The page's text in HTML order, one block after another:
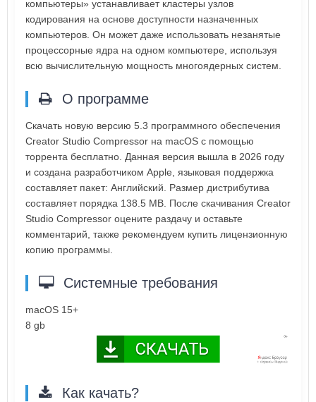
компьютеры» устанавливает кластеры узлов
кодирования на основе доступности назначенных
компьютеров. Он может даже использовать незанятые
процессорные ядра на одном компьютере, используя
всю вычислительную мощность многоядерных систем.
О программе
Скачать новую версию 5.3 программного обеспечения
Creator Studio Compressor на macOS с помощью
торрента бесплатно. Данная версия вышла в 2026 году
и создана разработчиком Apple, языковая поддержка
составляет пакет: Английский. Размер дистрибутива
составляет порядка 138.5 MB. После скачивания Creator
Studio Compressor оцените раздачу и оставьте
комментарий, также рекомендуем купить лицензионную
копию программы.
Системные требования
macOS 15+
8 gb
Как качать?